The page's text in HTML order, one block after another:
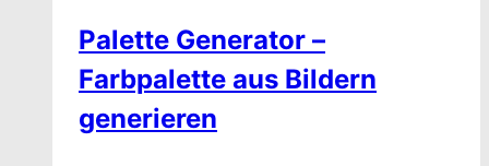
neuen
Morph-
aus
Palette Generator –
Farbpalette aus Bildern
generieren